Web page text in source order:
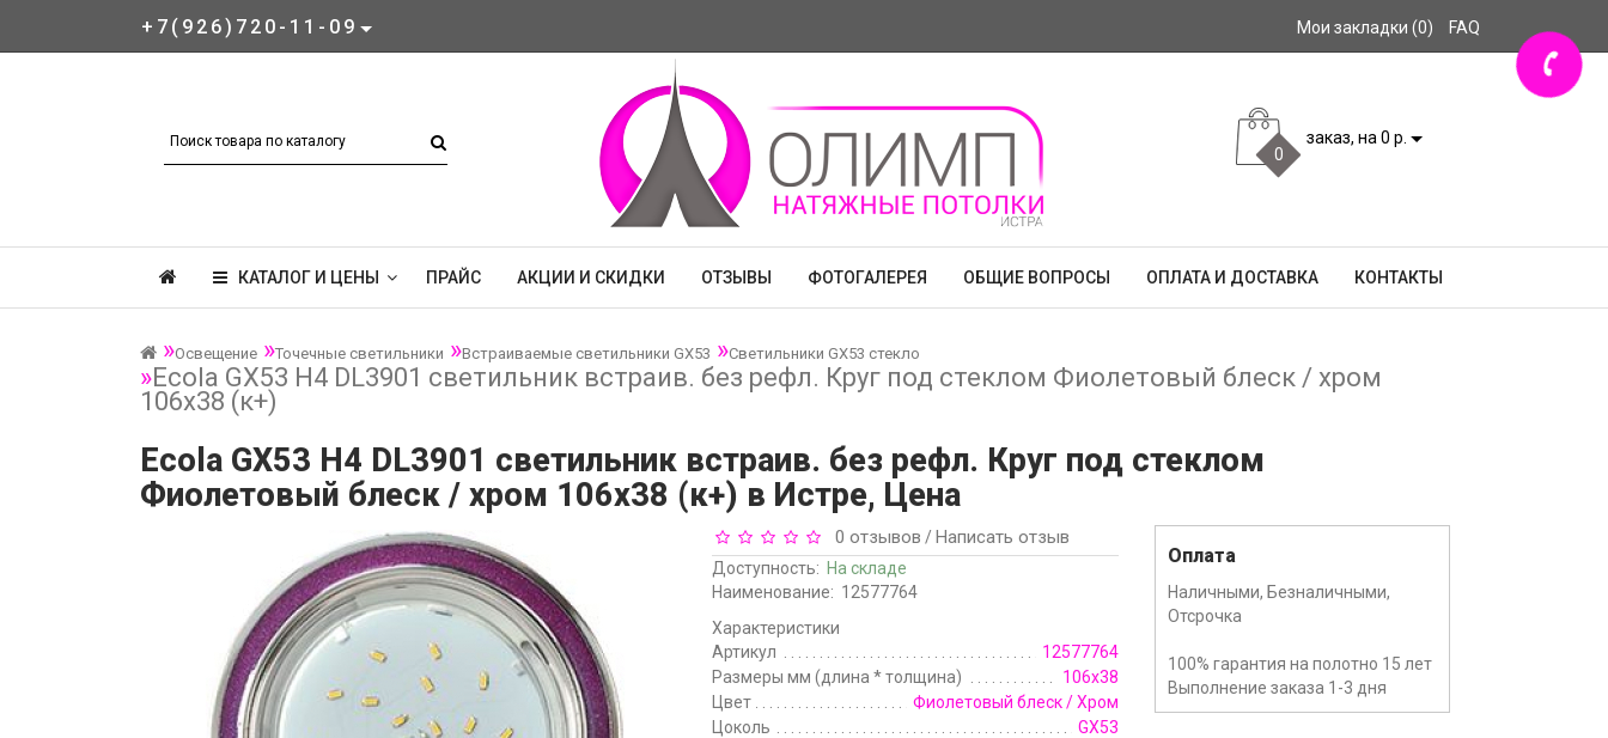
+7(926)720-11-09 Мои закладки (0) FAQ
0
заказ, на 0 р.
КАТАЛОГ И ЦЕНЫ ПРАЙС АКЦИИ И СКИДКИ ОТЗЫВЫ ФОТОГАЛЕРЕЯ ОБЩИЕ ВОПРОСЫ ОПЛАТА И ДОСТАВКА КОНТАКТЫ
Освещение Точечные светильники Встраиваемые светильники GX53 Светильники GX53 стекло
Ecola GX53 H4 DL3901 светильник встраив. без рефл. Круг под стеклом Фиолетовый блеск / хром
106х38 (к+)
Ecola GX53 H4 DL3901 светильник встраив. без рефл. Круг под стеклом
Фиолетовый блеск / хром 106х38 (к+) в Истре, Цена
0 отзывов / Написать отзыв
Доступность: На складе
Наименование: 12577764
Характеристики
Артикул
12577764
Размеры мм (длина * толщина)
106х38
Цвет
Фиолетовый блеск / Хром
Цоколь
GX53
Оплата
Наличными, Безналичными,
Отсрочка
100% гарантия на полотно 15 лет
Выполнение заказа 1-3 дня